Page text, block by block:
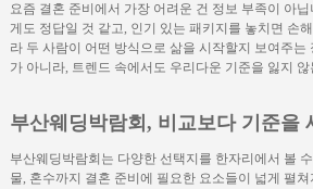
요즘 결혼 준비에서 가장 어려운 건 정보 부족이 아
게도 정답일 것 같고, 인기 있는 패키지를 놓치면 손
라 두 사람이 어떤 방식으로 삶을 시작할지 보여주
가 아니라, 트렌드 속에서도 우리다운 기준을 잃지
부산웨딩박람회, 비교보다 기준을
부산웨딩박람회는 다양한 선택지를 한자리에서 볼
물, 혼수까지 결혼 준비에 필요한 요소들이 넓게 펼